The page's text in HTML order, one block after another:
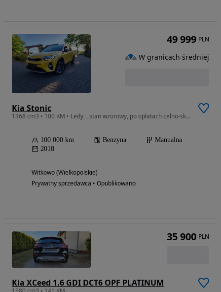
Kia Stonic
1368 cm3 • 100 KM • Ledy, , stan wzorowy, po opłatach celno-skarbowych
100 000 km Benzyna
Manualna
2018
Witkowo (Wielkopolskie)
Prywatny sprzedawca • Opublikowano
49 999 PLN
W granicach średniej
Kia XCeed 1.6 GDI DCT6 OPF PLATINUM
35 900 PLN